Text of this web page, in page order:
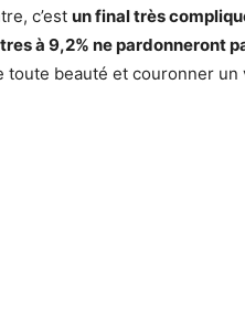
c’est un final très
à 9,2% ne pardonneront
beauté et couronner